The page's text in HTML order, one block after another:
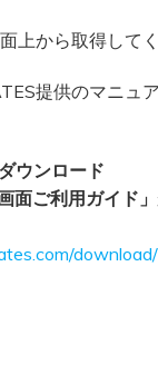
上から取得してく
提供のマニュ
ウンロード
面ご利用ガイド」
download/